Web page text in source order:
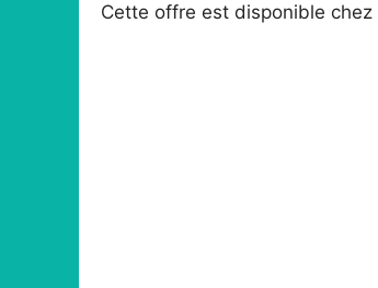
Cette offre est disponible chez